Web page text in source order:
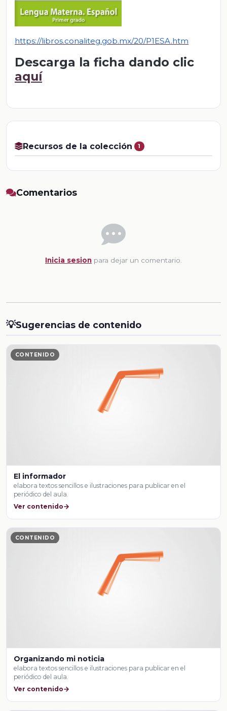
https://libros.conaliteg.gob.mx/20/P1ESA.htm
Descarga la ficha dando clic
aquí
Recursos de la colección 1
Comentarios
Inicia sesion para dejar un comentario.
💡Sugerencias de contenido
CONTENIDO
El informador
elabora textos sencillos e ilustraciones para publicar en el
periódico del aula.
Ver contenido
CONTENIDO
Organizando mi noticia
elabora textos sencillos e ilustraciones para publicar en el
periódico del aula.
Ver contenido